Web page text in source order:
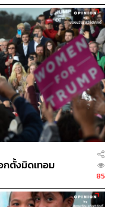
กตั้งมิดเทอม
85